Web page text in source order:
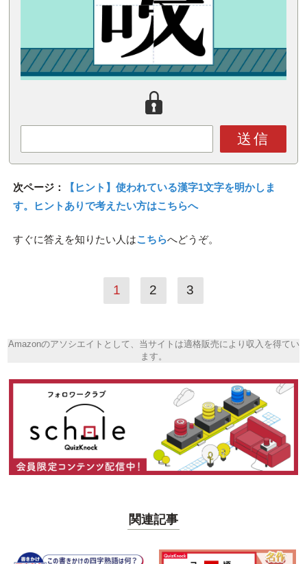
送信
次ページ：
【ヒント】使われている漢字1文字を明かしま
す。ヒントありで考えたい方はこちらへ
すぐに答えを知りたい人はこちらへどうぞ。
1 2 3
Amazonのアソシエイトとして、当サイトは適格販売により収入を得てい
ます。
関連記事